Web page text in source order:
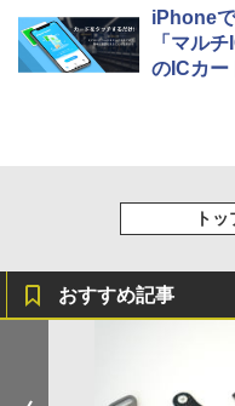
iPhone
「マル
のICカー
ト
おすすめ記事